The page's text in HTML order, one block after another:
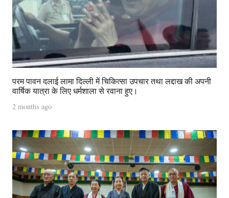
परम पावन दलाई लामा दिल्ली में चिकित्सा उपचार तथा लद्दाख की अपनी
वार्षिक यात्रा के लिए धर्मशाला से रवाना हुए।
2 months ago